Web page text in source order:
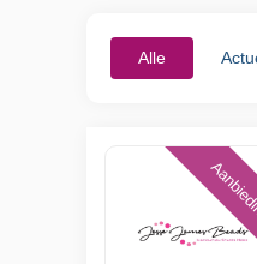
Alle